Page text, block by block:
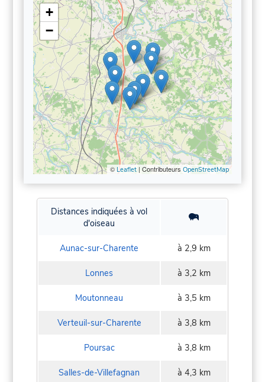
+
−
© Leaflet| Contributeurs OpenStreetMap
Distances indiquées à vol
d'oiseau
Aunac-sur-Charente à 2,9 km
Lonnes à 3,2 km
Moutonneau à 3,5 km
Verteuil-sur-Charente à 3,8 km
Poursac à 3,8 km
Salles-de-Villefagnan à 4,3 km